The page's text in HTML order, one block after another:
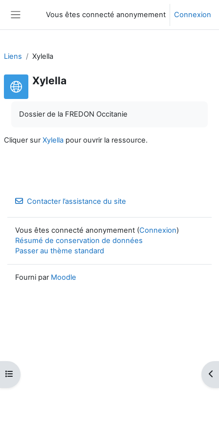
Vous êtes connecté anonymement Connexion
Ouvrir l’index du cours
Liens Xylella
Xylella
Dossier de la FREDON Occitanie
Cliquer surXylella pour ouvrir la ressource.
Contacter l’assistance du site
Vous êtes connecté anonymement (Connexion)
Résumé de conservation de données
Passer au thème standard
Fourni par Moodle